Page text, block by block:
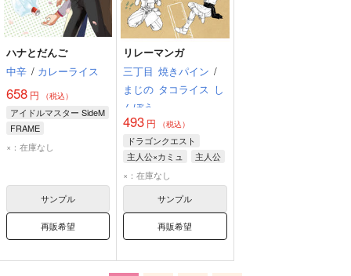
ハナとだんご
中辛 / カレーライス
658 円 （税込）
アイドルマスター SideM
FRAME
×：在庫なし
サンプル
再販希望
リレーマンガ
三丁目 焼きパイン /
まじの タコライス し
んぼう
493 円 （税込）
ドラゴンクエスト
主人公×カミュ
主人公
カミュ
×：在庫なし
サンプル
再販希望